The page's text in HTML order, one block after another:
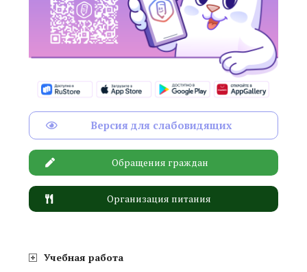
Версия для слабовидящих
Обращения граждан
Организация питания
Учебная работа